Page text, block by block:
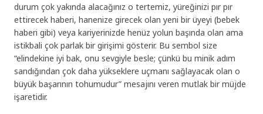
durum çok yakında alacağınız o tertemiz, yüreğinizi pır pır
ettirecek haberi, hanenize girecek olan yeni bir üyeyi (bebek
haberi gibi) veya kariyerinizde henüz yolun başında olan ama
istikbali çok parlak bir girişimi gösterir. Bu sembol size
“elindekine iyi bak, onu sevgiyle besle; çünkü bu minik adım
sandığından çok daha yükseklere uçmanı sağlayacak olan o
büyük başarının tohumudur” mesajını veren mutlak bir müjde
işaretidir.